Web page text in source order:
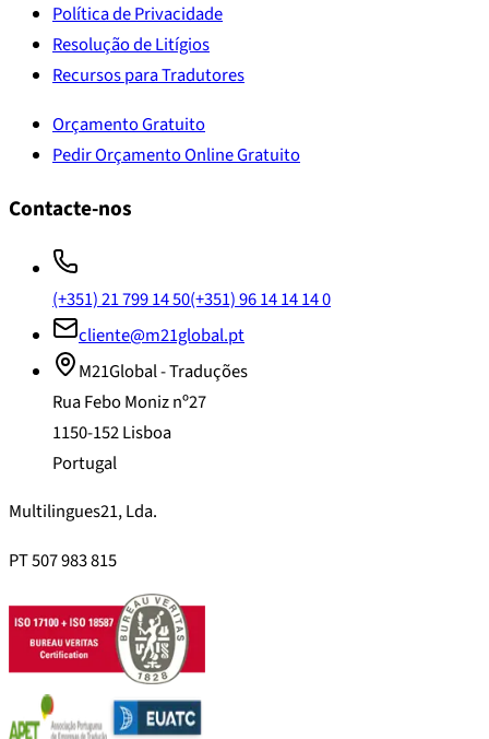
Política de Privacidade
Resolução de Litígios
Recursos para Tradutores
Orçamento Gratuito
Pedir Orçamento Online Gratuito
Contacte-nos
(+351) 21 799 14 50(+351) 96 14 14 14 0
cliente@m21global.pt
M21Global - Traduções
Rua Febo Moniz nº27
1150-152 Lisboa
Portugal
Multilingues21, Lda.
PT 507 983 815